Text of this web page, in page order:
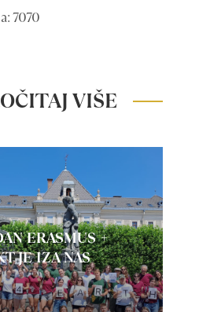
7070
VIŠE
ERASMUS +
JE IZA NAS